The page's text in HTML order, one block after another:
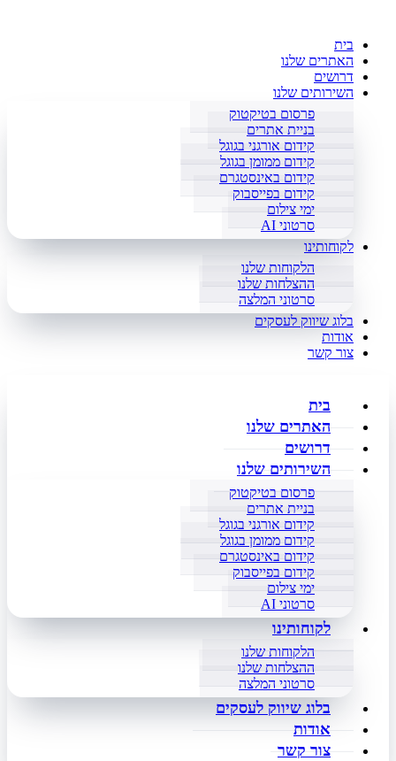
בית
האתרים שלנו
דרושים
השירותים שלנו
פרסום בטיקטוק
בניית אתרים
קידום אורגני בגוגל
קידום ממומן בגוגל
קידום באינסטגרם
קידום בפייסבוק
ימי צילום
סרטוני AI
לקוחותינו
הלקוחות שלנו
ההצלחות שלנו
סרטוני המלצה
בלוג שיווק לעסקים
אודות
צור קשר
בית
האתרים שלנו
דרושים
השירותים שלנו
פרסום בטיקטוק
בניית אתרים
קידום אורגני בגוגל
קידום ממומן בגוגל
קידום באינסטגרם
קידום בפייסבוק
ימי צילום
סרטוני AI
לקוחותינו
הלקוחות שלנו
ההצלחות שלנו
סרטוני המלצה
בלוג שיווק לעסקים
אודות
צור קשר